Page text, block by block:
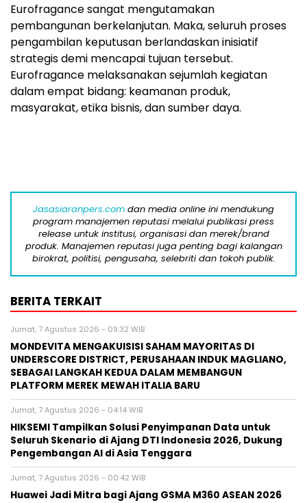
Eurofragance sangat mengutamakan
pembangunan berkelanjutan. Maka, seluruh proses
pengambilan keputusan berlandaskan inisiatif
strategis demi mencapai tujuan tersebut.
Eurofragance melaksanakan sejumlah kegiatan
dalam empat bidang: keamanan produk,
masyarakat, etika bisnis, dan sumber daya.
Jasasiaranpers.com dan media online ini mendukung
program manajemen reputasi melalui publikasi press
release untuk institusi, organisasi dan merek/brand
produk. Manajemen reputasi juga penting bagi kalangan
birokrat, politisi, pengusaha, selebriti dan tokoh publik.
BERITA TERKAIT
Jumat, 7 Agustus 2026 - 09:32 WIB
MONDEVITA MENGAKUISISI SAHAM MAYORITAS DI
UNDERSCORE DISTRICT, PERUSAHAAN INDUK MAGLIANO,
SEBAGAI LANGKAH KEDUA DALAM MEMBANGUN
PLATFORM MEREK MEWAH ITALIA BARU
Jumat, 7 Agustus 2026 - 04:14 WIB
HIKSEMI Tampilkan Solusi Penyimpanan Data untuk
Seluruh Skenario di Ajang DTI Indonesia 2026, Dukung
Pengembangan AI di Asia Tenggara
Jumat, 7 Agustus 2026 - 00:42 WIB
Huawei Jadi Mitra bagi Ajang GSMA M360 ASEAN 2026